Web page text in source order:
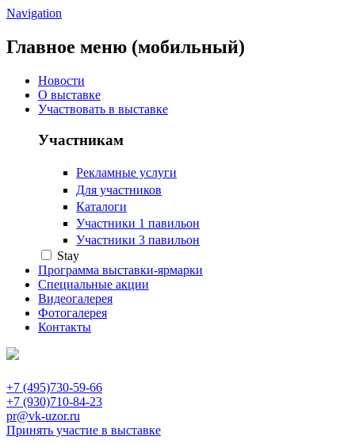
Navigation
Главное меню (мобильный)
Новости
О выставке
Участвовать в выставке
Участникам
Рекламные услуги
Для участников
Каталоги
Участники 1 павильон
Участники 3 павильон
Stay
Программа выставки-ярмарки
Специальные акции
Видеогалерея
Фотогалерея
Контакты
+7 (495)730-59-66
+7 (930)710-84-23
pr@vk-uzor.ru
Принять участие в выставке